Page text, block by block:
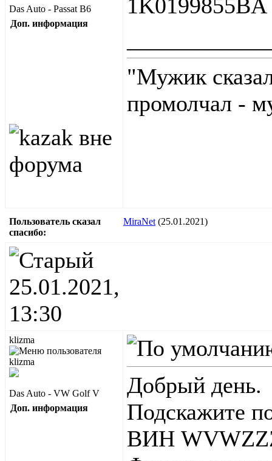
Das Auto - Passat B6
Доп. информация
1K0199855BA
"Мужик
промолчал -
Пользователь сказал
cпасибо:
MiraNet (25.01.2021)
25.01.2021,
13:30
klizma
Das Auto - VW Golf V
Доп. информация
Добрый день.
Подскажите
ВИН